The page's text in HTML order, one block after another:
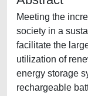
Meeting the
society in a
facilitate the
utilization of
energy storage
rechargeable